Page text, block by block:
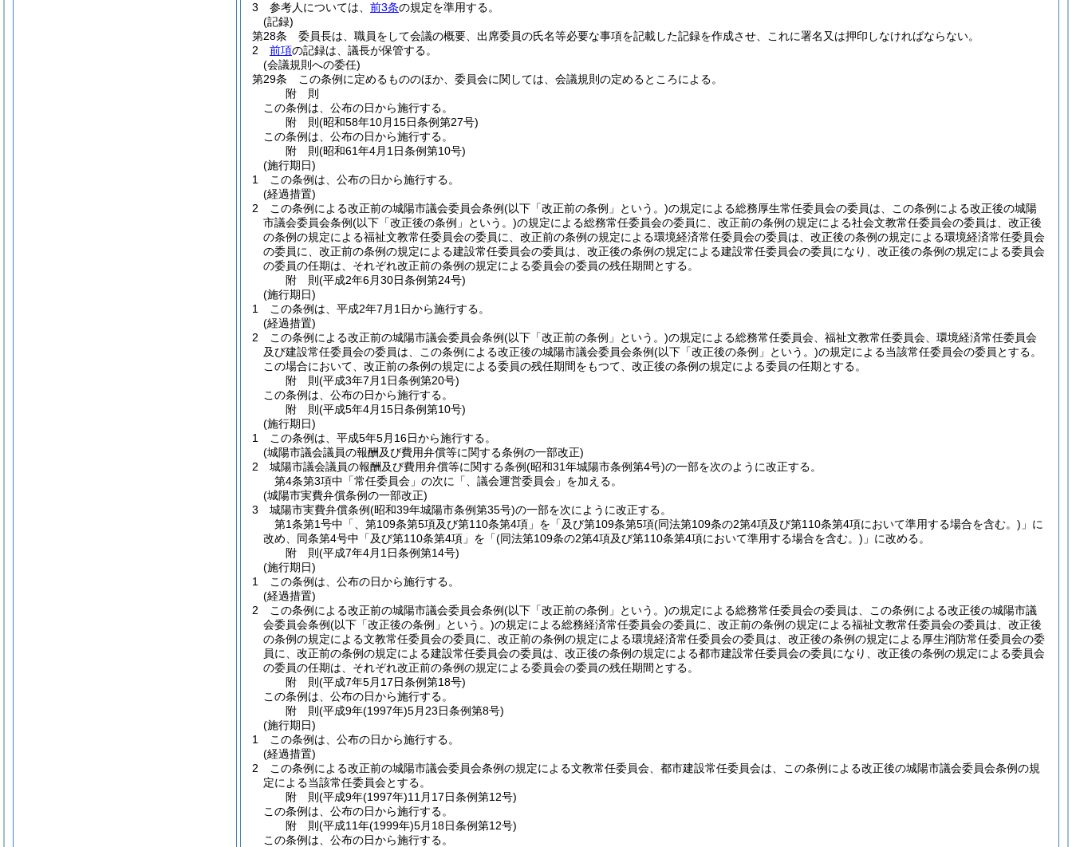
3
参考人については、 前3条の規定を準用する。
(記録)
第28条
委員長は、職員をして会議の概要、出席委員の氏名等必要な事項を記載した記録を作成させ、これに署名又は押印しなければならない。
2
前項の記録は、議長が保管する。
(会議規則への委任)
第29条
この条例に定めるもののほか、委員会に関しては、会議規則の定めるところによる。
附 則
この条例は、公布の日から施行する。
附 則(昭和58年10月15日条例第27号)
この条例は、公布の日から施行する。
附 則(昭和61年4月1日条例第10号)
(施行期日)
1
この条例は、公布の日から施行する。
(経過措置)
2
この条例による改正前の城陽市議会委員会条例(以下「改正前の条例」という。)の規定による総務厚生常任委員会の委員は、この条例による改正後の城陽
市議会委員会条例(以下「改正後の条例」という。)の規定による総務常任委員会の委員に、改正前の条例の規定による社会文教常任委員会の委員は、改正後
の条例の規定による福祉文教常任委員会の委員に、改正前の条例の規定による環境経済常任委員会の委員は、改正後の条例の規定による環境経済常任委員会
の委員に、改正前の条例の規定による建設常任委員会の委員は、改正後の条例の規定による建設常任委員会の委員になり、改正後の条例の規定による委員会
の委員の任期は、それぞれ改正前の条例の規定による委員会の委員の残任期間とする。
附 則(平成2年6月30日条例第24号)
(施行期日)
1
この条例は、平成2年7月1日から施行する。
(経過措置)
2
この条例による改正前の城陽市議会委員会条例(以下「改正前の条例」という。)の規定による総務常任委員会、福祉文教常任委員会、環境経済常任委員会
及び建設常任委員会の委員は、この条例による改正後の城陽市議会委員会条例(以下「改正後の条例」という。)の規定による当該常任委員会の委員とする。
この場合において、改正前の条例の規定による委員の残任期間をもつて、改正後の条例の規定による委員の任期とする。
附 則(平成3年7月1日条例第20号)
この条例は、公布の日から施行する。
附 則(平成5年4月15日条例第10号)
(施行期日)
1
この条例は、平成5年5月16日から施行する。
(城陽市議会議員の報酬及び費用弁償等に関する条例の一部改正)
2
城陽市議会議員の報酬及び費用弁償等に関する条例(昭和31年城陽市条例第4号)の一部を次のように改正する。
第4条第3項中「常任委員会」の次に「、議会運営委員会」を加える。
(城陽市実費弁償条例の一部改正)
3
城陽市実費弁償条例(昭和39年城陽市条例第35号)の一部を次にように改正する。
第1条第1号中「、第109条第5項及び第110条第4項」を「及び第109条第5項(同法第109条の2第4項及び第110条第4項において準用する場合を含む。) 」に
改め、同条第4号中「及び第110条第4項」を「(同法第109条の2第4項及び第110条第4項において準用する場合を含む。) 」に改める。
附 則(平成7年4月1日条例第14号)
(施行期日)
1
この条例は、公布の日から施行する。
(経過措置)
2
この条例による改正前の城陽市議会委員会条例(以下「改正前の条例」という。)の規定による総務常任委員会の委員は、この条例による改正後の城陽市議
会委員会条例(以下「改正後の条例」という。)の規定による総務経済常任委員会の委員に、改正前の条例の規定による福祉文教常任委員会の委員は、改正後
の条例の規定による文教常任委員会の委員に、改正前の条例の規定による環境経済常任委員会の委員は、改正後の条例の規定による厚生消防常任委員会の委
員に、改正前の条例の規定による建設常任委員会の委員は、改正後の条例の規定による都市建設常任委員会の委員になり、改正後の条例の規定による委員会
の委員の任期は、それぞれ改正前の条例の規定による委員会の委員の残任期間とする。
附 則(平成7年5月17日条例第18号)
この条例は、公布の日から施行する。
附 則(平成9年(1997年)5月23日条例第8号)
(施行期日)
1
この条例は、公布の日から施行する。
(経過措置)
2
この条例による改正前の城陽市議会委員会条例の規定による文教常任委員会、都市建設常任委員会は、この条例による改正後の城陽市議会委員会条例の規
定による当該常任委員会とする。
附 則(平成9年(1997年)11月17日条例第12号)
この条例は、公布の日から施行する。
附 則(平成11年(1999年)5月18日条例第12号)
この条例は、公布の日から施行する。